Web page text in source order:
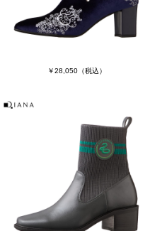
￥28,050（税込）